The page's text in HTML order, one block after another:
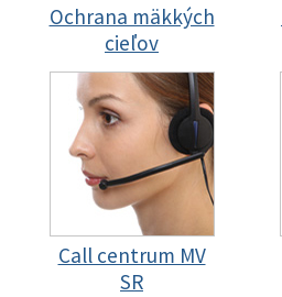
Ochrana mäkkých
cieľov
Call centrum MV
SR